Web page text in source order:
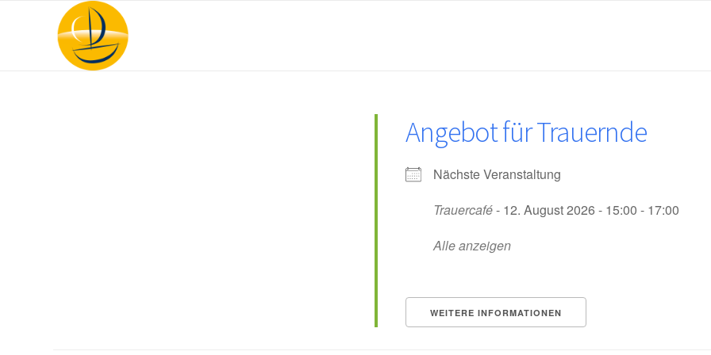
Angebot für Trauernde
Nächste Veranstaltung
Trauercafé- 12. August 2026 - 15:00 - 17:00
Alle anzeigen
WEITERE INFORMATIONEN